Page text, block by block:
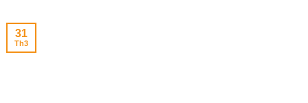
31
Th3